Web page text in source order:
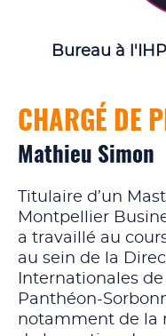
Bureau à
Mathieu Simon
CHARGÉ DE
Titulaire d’un
Montpellier
a travaillé au
au sein de la
Internationales de
Panthéon-
notamment de la